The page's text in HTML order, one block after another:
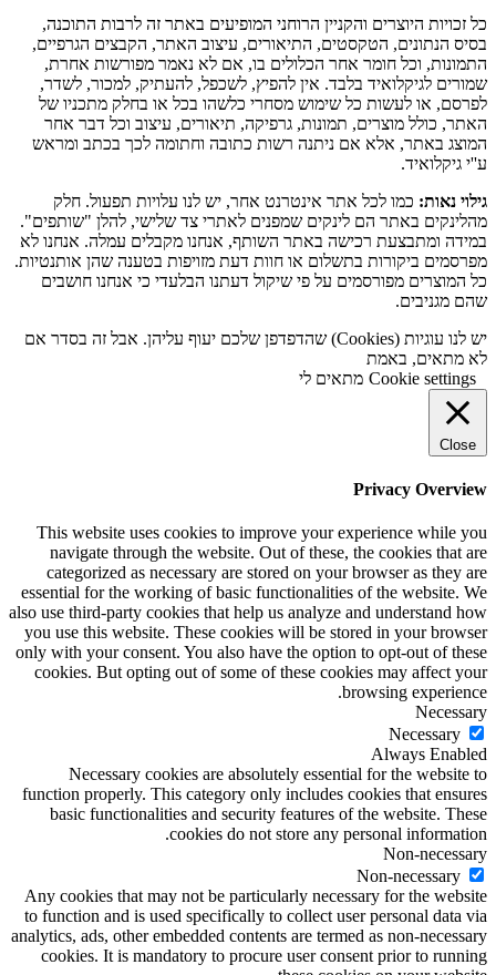
כל זכויות היוצרים והקניין הרוחני המופיעים באתר זה לרבות התוכנה,
בסיס הנתונים, הטקסטים, התיאורים, עיצוב האתר, הקבצים הגרפיים,
התמונות, וכל חומר אחר הכלולים בו, אם לא נאמר מפורשות אחרת,
שמורים לגיקלואיד בלבד. אין להפיץ, לשכפל, להעתיק, למכור, לשדר,
לפרסם, או לעשות כל שימוש מסחרי כלשהו בכל או בחלק מתכניו של
האתר, כולל מוצרים, תמונות, גרפיקה, תיאורים, עיצוב וכל דבר אחר
המוצג באתר, אלא אם ניתנה רשות כתובה וחתומה לכך בכתב ומראש
ע''י גיקלואיד.
גילוי נאות: כמו לכל אתר אינטרנט אחר, יש לנו עלויות תפעול. חלק
מהלינקים באתר הם לינקים שמפנים לאתרי צד שלישי, להלן "שותפים".
במידה ומתבצעת רכישה באתר השותף, אנחנו מקבלים עמלה. אנחנו לא
מפרסמים ביקורות בתשלום או חוות דעת מזויפות בטענה שהן אותנטיות.
כל המוצרים מפורסמים על פי שיקול דעתנו הבלעדי כי אנחנו חושבים
שהם מגניבים.
יש לנו עוגיות (Cookies) שהדפדפן שלכם יעוף עליהן. אבל זה בסדר אם
לא מתאים, באמת
Cookie settings מתאים לי
Close
Privacy Overview
This website uses cookies to improve your experience while you
navigate through the website. Out of these, the cookies that are
categorized as necessary are stored on your browser as they are
essential for the working of basic functionalities of the website. We
also use third-party cookies that help us analyze and understand how
you use this website. These cookies will be stored in your browser
only with your consent. You also have the option to opt-out of these
cookies. But opting out of some of these cookies may affect your
browsing experience.
Necessary
Necessary
Always Enabled
Necessary cookies are absolutely essential for the website to
function properly. This category only includes cookies that ensures
basic functionalities and security features of the website. These
cookies do not store any personal information.
Non-necessary
Non-necessary
Any cookies that may not be particularly necessary for the website
to function and is used specifically to collect user personal data via
analytics, ads, other embedded contents are termed as non-necessary
cookies. It is mandatory to procure user consent prior to running